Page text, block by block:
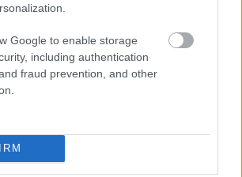
Google to enable storage
including authentication
fraud prevention, and other
az X-en